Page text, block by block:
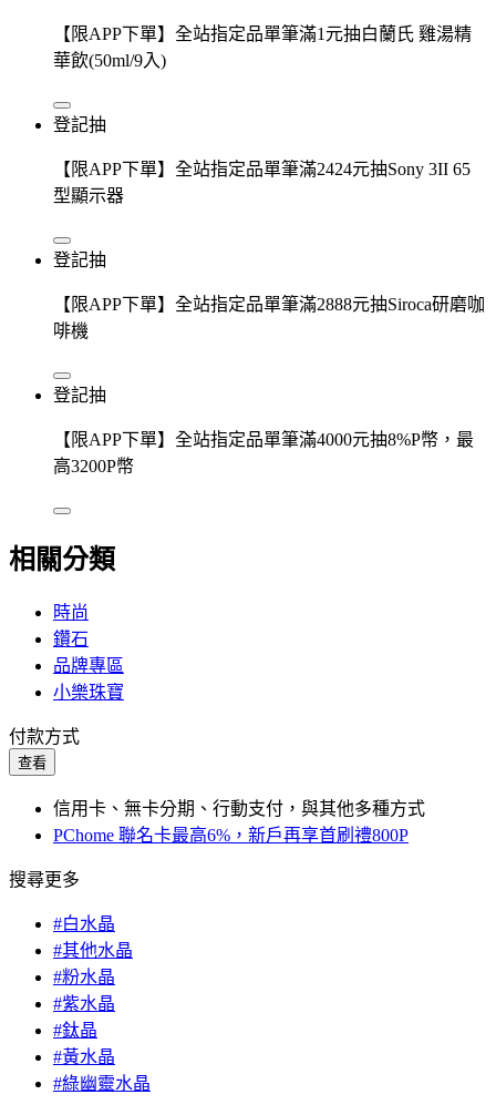
【限APP下單】全站指定品單筆滿1元抽白蘭氏 雞湯精
華飲(50ml/9入)
登記抽
【限APP下單】全站指定品單筆滿2424元抽Sony 3II 65
型顯示器
登記抽
【限APP下單】全站指定品單筆滿2888元抽Siroca研磨咖
啡機
登記抽
【限APP下單】全站指定品單筆滿4000元抽8%P幣，最
高3200P幣
相關分類
時尚
鑽石
品牌專區
小樂珠寶
付款方式
查看
信用卡、無卡分期、行動支付，與其他多種方式
PChome 聯名卡最高6%，新戶再享首刷禮800P
搜尋更多
#白水晶
#其他水晶
#粉水晶
#紫水晶
#鈦晶
#黃水晶
#綠幽靈水晶